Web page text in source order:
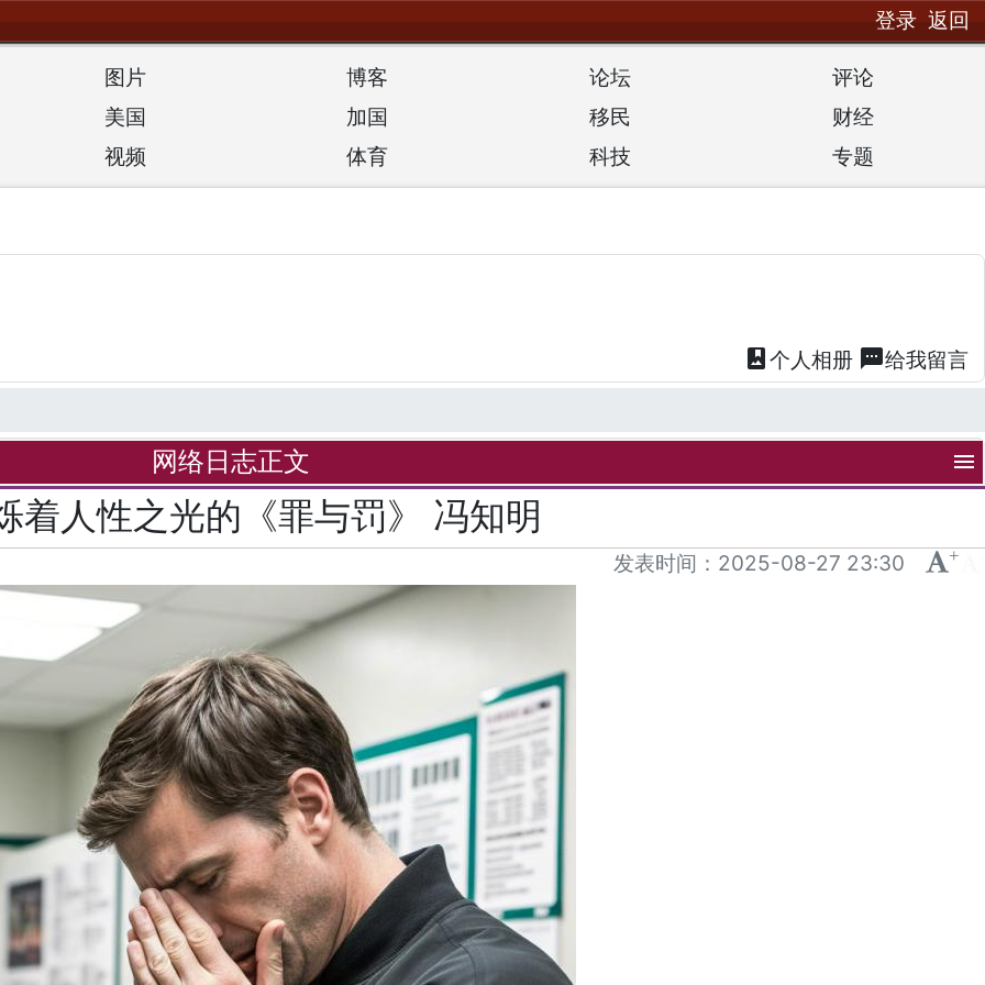
登录 返回
图片 博客 论坛
评论
美国
加国 移民
财经
视频
体育 科技 专题
photo_album 个人相册 textsms给我留言
网络日志正文 menu
着人性之光的《罪与罚》 冯知明
发表时间： 2025-08-27 23:30 +